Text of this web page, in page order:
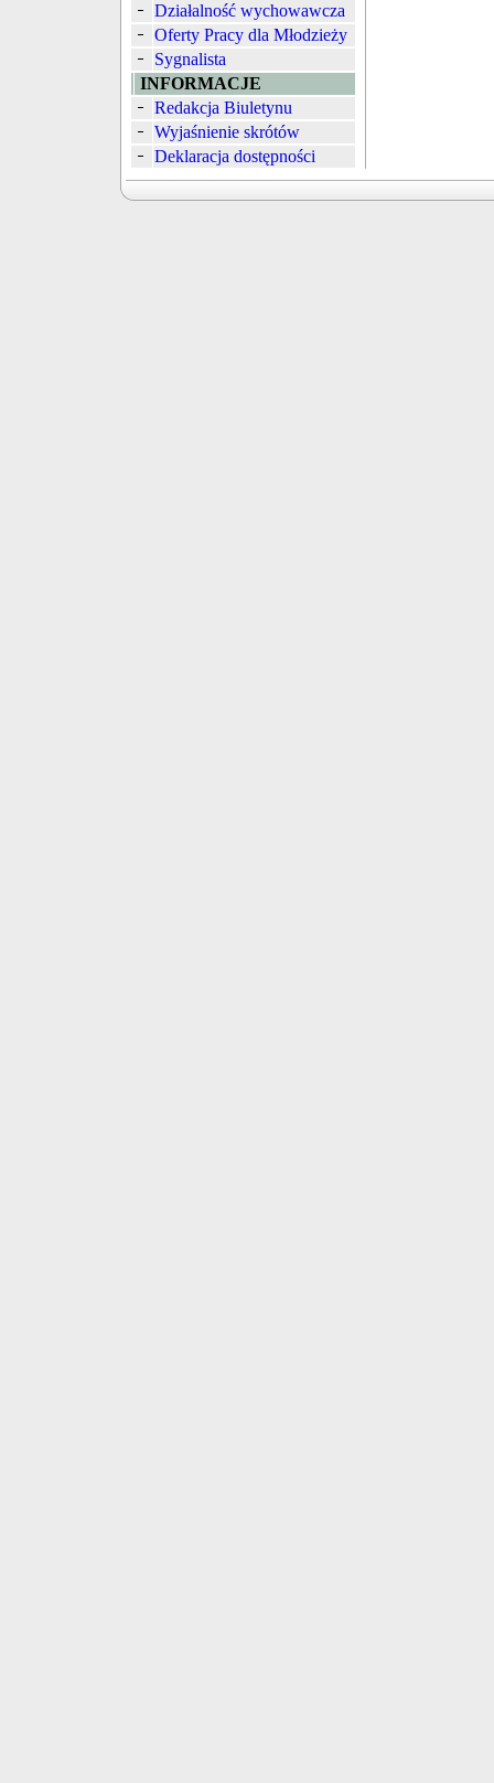
Działalność wychowawcza
Oferty Pracy dla Młodzieży
Sygnalista
INFORMACJE
Redakcja Biuletynu
Wyjaśnienie skrótów
Deklaracja dostępności